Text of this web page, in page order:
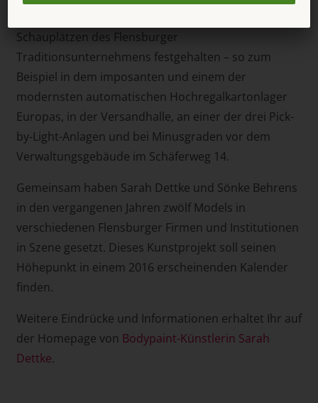
Schauplätzen des Flensburger
Traditionsunternehmens festgehalten – so zum
Beispiel in dem imposanten und einem der
modernsten automatischen Hochregalkartonlager
Europas, in der Versandhalle, an einer der drei Pick-
by-Light-Anlagen und bei Minusgraden vor dem
Verwaltungsgebäude im Schäferweg 14.
Gemeinsam haben Sarah Dettke und Sönke Behrens
in den vergangenen Jahren zwölf Models in
verschiedenen Flensburger Firmen und Institutionen
in Szene gesetzt. Dieses Kunstprojekt soll seinen
Höhepunkt in einem 2016 erscheinenden Kalender
finden.
Weitere Eindrücke und Informationen erhaltet Ihr auf
der Homepage von Bodypaint-Künstlerin Sarah
Dettke.